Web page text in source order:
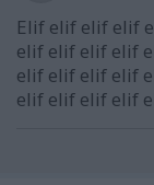
Elif elif elif elif
elif elif elif elif
elif elif elif elif
elif elif elif elif